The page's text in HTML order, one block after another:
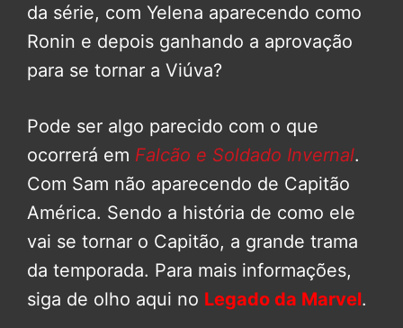
da série, com Yelena aparecendo como
Ronin e depois ganhando a aprovação
para se tornar a Viúva?
Pode ser algo parecido com o que
ocorrerá em Falcão e Soldado Invernal.
Com Sam não aparecendo de Capitão
América. Sendo a história de como ele
vai se tornar o Capitão, a grande trama
da temporada. Para mais informações,
siga de olho aqui no Legado da Marvel.